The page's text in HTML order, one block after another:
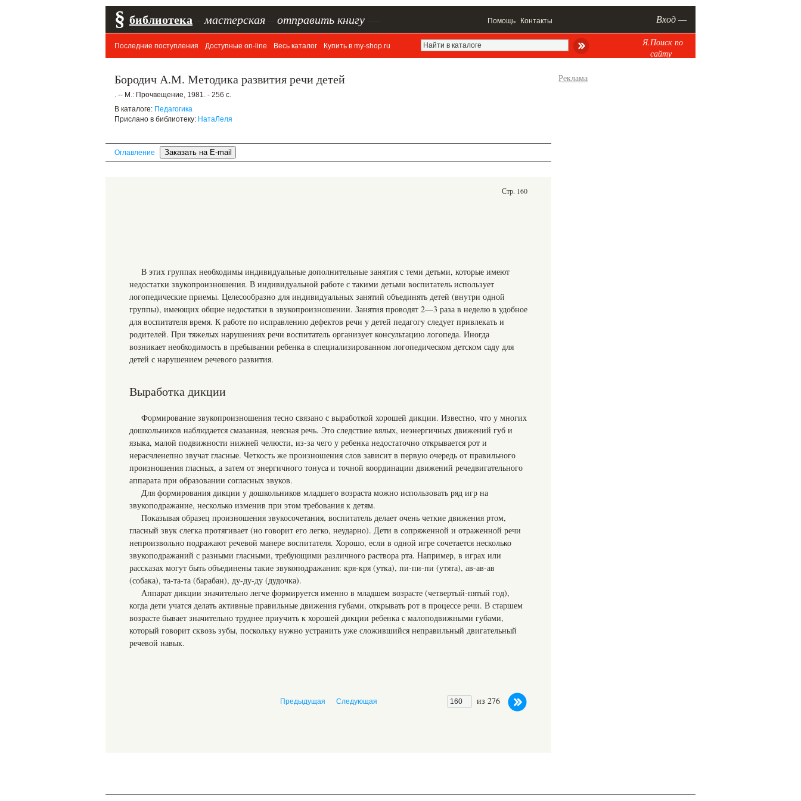
§ библиотека мастерская отправить книгу Помощь Контакты Вход —
Последние поступления Доступные on-line Весь каталог Купить в my-shop.ru
Я.Поиск по
сайту
Бородич А.М. Методика развития речи детей
. -- М.: Прочвещение, 1981. - 256 с.
В каталоге: Педагогика
Прислано в библиотеку: НатаЛеля
Оглавление
Стр. 160
В этих группах необходимы индивидуальные дополнительные занятия с теми детьми, которые имеют
недостатки звукопроизношения. В индивидуальной работе с такими детьми воспитатель использует
логопедические приемы. Целесообразно для индивидуальных занятий объединять детей (внутри одной
группы), имеющих общие недостатки в звукопроизношении. Занятия проводят 2—3 раза в неделю в удобное
для воспитателя время. К работе по исправлению дефектов речи у детей педагогу следует привлекать и
родителей. При тяжелых нарушениях речи воспитатель организует консультацию логопеда. Иногда
возникает необходимость в пребывании ребенка в специализированном логопедическом детском саду для
детей с нарушением речевого развития.
Выработка дикции
Формирование звукопроизношения тесно связано с выработкой хорошей дикции. Известно, что у многих
дошкольников наблюдается смазанная, неясная речь. Это следствие вялых, неэнергичных движений губ и
языка, малой подвижности нижней челюсти, из-за чего у ребенка недостаточно открывается рот и
нерасчленепно звучат гласные. Четкость же произношения слов зависит в первую очередь от правильного
произношения гласных, а затем от энергичного тонуса и точной координации движений речедвигательного
аппарата при образовании согласных звуков.
Для формирования дикции у дошкольников младшего возраста можно использовать ряд игр на
звукоподражание, несколько изменив при этом требования к детям.
Показывая образец произношения звукосочетания, воспитатель делает очень четкие движения ртом,
гласный звук слегка протягивает (но говорит его легко, неударно). Дети в сопряженной и отраженной речи
непроизвольно подражают речевой манере воспитателя. Хорошо, если в одной игре сочетается несколько
звукоподражаний с разными гласными, требующими различного раствора рта. Например, в играх или
рассказах могут быть объединены такие звукоподражания: кря-кря (утка), пи-пи-пи (утята), ав-ав-ав
(собака), та-та-та (барабан), ду-ду-ду (дудочка).
Аппарат дикции значительно легче формируется именно в младшем возрасте (четвертый-пятый год),
когда дети учатся делать активные правильные движения губами, открывать рот в процессе речи. В старшем
возрасте бывает значительно труднее приучить к хорошей дикции ребенка с малоподвижными губами,
который говорит сквозь зубы, поскольку нужно устранить уже сложившийся неправильный двигательный
речевой навык.
из 276
Предыдущая Следующая
Реклама